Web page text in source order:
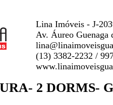
Lina Imóveis - J-
Av. Áureo Guenaga
(13) 3382-2232 /
2 DORMS-